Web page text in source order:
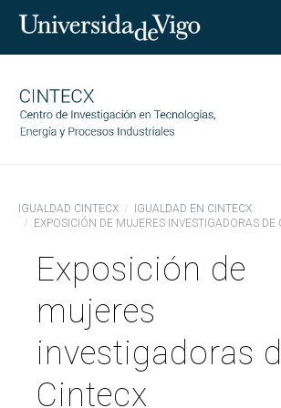
Investigación
Servicios
Ciencia y sociedad
Comunicación
Igualdad
IGUALDAD CINTECX
IGUALDAD EN CINTECX
EXPOSICIÓN DE MUJERES INVESTIGADORAS DE
Exposición de
mujeres
investigadoras
Cintecx